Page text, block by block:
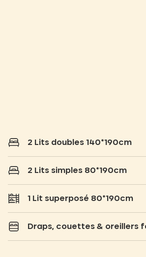
2 Lits doubles 140*190cm
2 Lits simples 80*190cm
1 Lit superposé 80*190cm
Draps, couettes & oreillers